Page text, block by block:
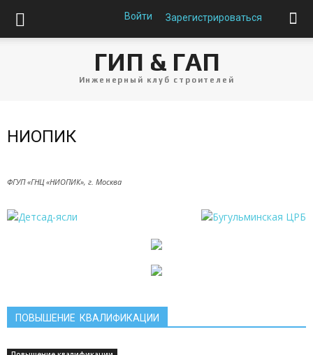
Войти Зарегистрироваться
ГИП & ГАП
Инженерный клуб строителей
НИОПИК
ФГУП «ГНЦ «НИОПИК», г. Москва
ПОВЫШЕНИЕ КВАЛИФИКАЦИИ